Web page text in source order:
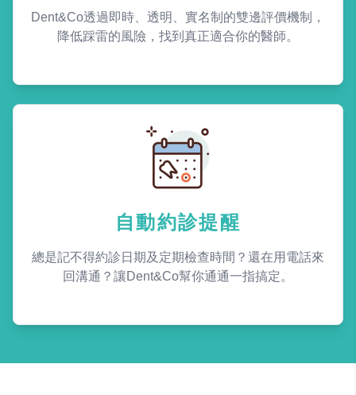
Dent&Co透過即時、透明、實名制的雙邊評價機制，
降低踩雷的風險，找到真正適合你的醫師。
自動約診提醒
總是記不得約診日期及定期檢查時間？還在用電話來
回溝通？讓Dent&Co幫你通通一指搞定。